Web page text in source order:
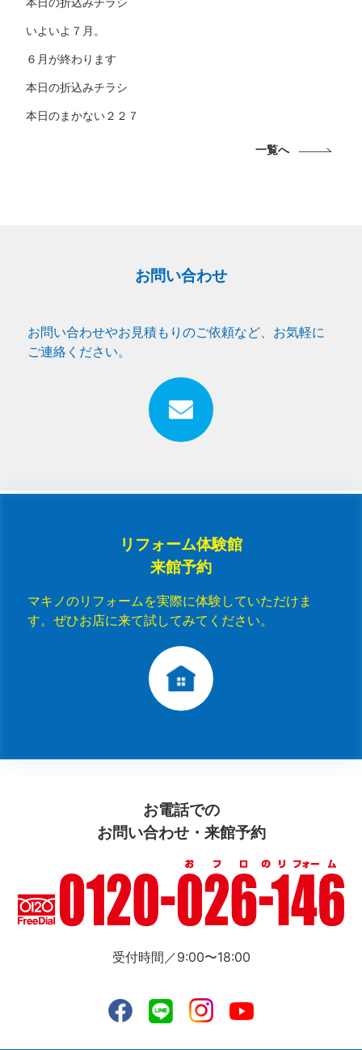
いよいよ７月。
６月が終わります
本日の折込みチラシ
本日のまかない２２７
一覧へ
お問い合わせ
お問い合わせやお見積もりのご依頼など、お気軽に
ご連絡ください。
リフォーム体験館
来館予約
マキノのリフォームを実際に体験していただけま
す。ぜひお店に来て試してみてください。
お電話での
お問い合わせ・来館予約
受付時間／9:00〜18:00